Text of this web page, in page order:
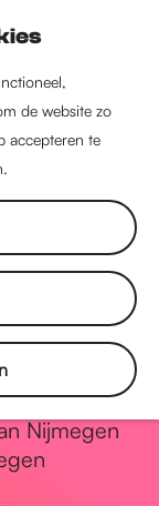
de website zo
accepteren te
West
West
van
Penning
Nijmegen